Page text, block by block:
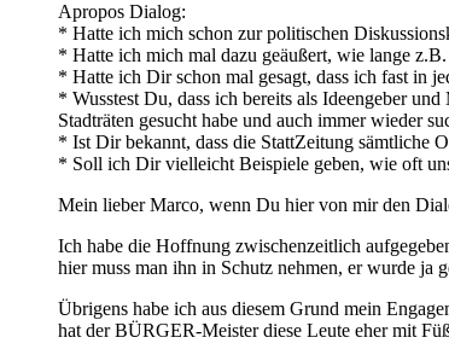
Apropos Dialog:
* Hatte ich mich schon zur politischen
* Hatte ich mich mal dazu geäußert, wie lange
* Hatte ich Dir schon mal gesagt, dass ich fast in
* Wusstest Du, dass ich bereits als Ideengeber
Stadträten gesucht habe und auch immer wieder
* Ist Dir bekannt, dass die StattZeitung sämtliche
* Soll ich Dir vielleicht Beispiele geben, wie oft
Mein lieber Marco, wenn Du hier von mir den
Ich habe die Hoffnung zwischenzeitlich
hier muss man ihn in Schutz nehmen, er wurde ja
Übrigens habe ich aus diesem Grund mein
hat der BÜRGER-Meister diese Leute eher mit